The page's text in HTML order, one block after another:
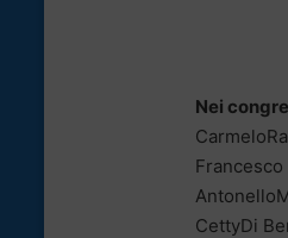
Nei
Cetty​​Di